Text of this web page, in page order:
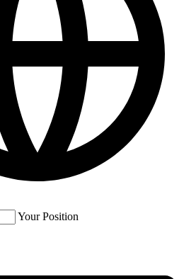
Your Position